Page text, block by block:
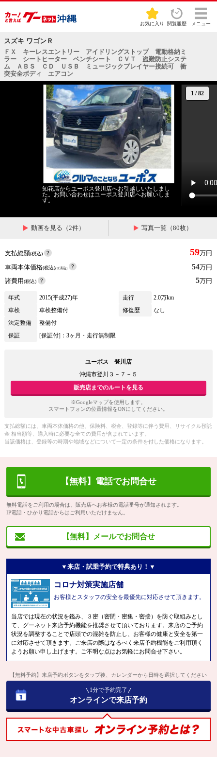
お気に入り 閲覧履歴 メニュー
スズキ ワゴンＲ
ＦＸ キーレスエントリー アイドリングストップ 電動格納ミ
ラー シートヒーター ベンチシート ＣＶＴ 盗難防止システ
ム ＡＢＳ ＣＤ ＵＳＢ ミュージックプレイヤー接続可 衝
突安全ボディ エアコン
1 /82
知花店からユーポス登川店へお引越しいたしまし
た。お問い合わせはユーポス登川店へお願いしま
す。
動画を見る（2件） 写真一覧（80枚）
支払総額(税込) 59万円
車両本体価格(税込)(リ済込) 54万円
諸費用(税込) 5万円
年式 2015(平成27)年 走行
2.0万km
車検
車検整備付 修復歴
なし
法定整備
整備付
保証
[保証付]：3ヶ月・走行無制限
ユーポス 登川店
沖縄市登川３－７－５
販売店までのルートを見る
※Googleマップを使用します。
スマートフォンの位置情報をONにしてください。
支払総額には、車両本体価格の他、保険料、税金、登録等に伴う費用、リサイクル預託
金 相当額等、購入時に必要な全ての費用が含まれています。
当該価格は、登録等の時期や地域などについて一定の条件を付した価格になります。
【無料】電話でお問合せ
無料電話をご利用の場合は、販売店へお客様の電話番号が通知されます。
IP電話・ひかり電話からはご利用いただけません。
【無料】メールでお問合せ
▼来店・試乗予約で特典あり！▼
コロナ対策実施店舗
お客様とスタッフの安全を最優先に対応させて頂きます。
当店では現在の状況を鑑み、３密（密閉・密集・密接）を防ぐ取組みとし
て、グーネット来店予約機能を推奨させて頂いております。来店のご予約
状況を調整することで店頭での混雑を防止し、お客様の健康と安全を第一
に対応させて頂きます。ご来店の際はなるべく来店予約機能をご利用頂く
ようお願い申し上げます。ご不明な点はお気軽にお問合せ下さい。
【無料予約】来店予約ボタンをタップ後、カレンダーから日時を選択してください
1分で予約完了
オンラインで来店予約